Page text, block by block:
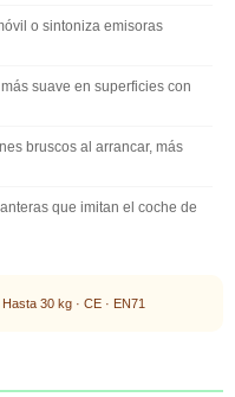
o sintoniza emisoras
suave en superficies con
bruscos al arrancar, más
que imitan el coche de
30 kg · CE · EN71